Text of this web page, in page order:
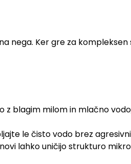
nega. Ker gre za
blagim milom in mlačno
le čisto vodo brez
lahko uničijo strukturo